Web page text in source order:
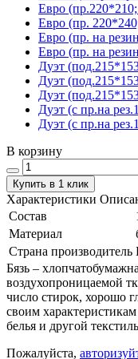
Евро
Евро (пр.
Евро (пр. на
Евро (пр. на
Дуэт
Дуэт
Дуэт
Дуэт (с пр.на
Дуэт (с пр.на
В корзину
Купить в 1 клик
Характеристики
Состав
Материал
Страна производитель
Бязь –
воздухопроницаемой
число стирок, хорошо
своим
белья и другой
Пожалуйста,